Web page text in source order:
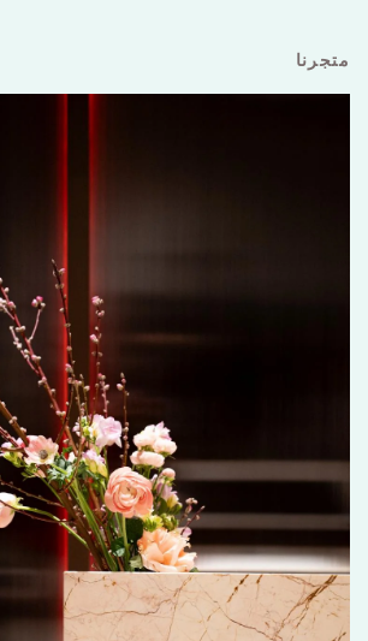
متجرنا